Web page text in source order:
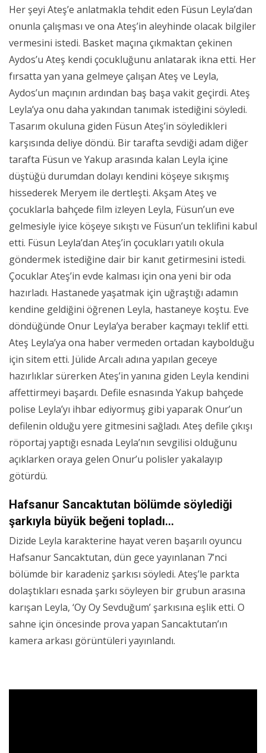
Her şeyi Ateş’e anlatmakla tehdit eden Füsun Leyla’dan
onunla çalışması ve ona Ateş’in aleyhinde olacak bilgiler
vermesini istedi. Basket maçına çıkmaktan çekinen
Aydos’u Ateş kendi çocukluğunu anlatarak ikna etti. Her
fırsatta yan yana gelmeye çalışan Ateş ve Leyla,
Aydos’un maçının ardından baş başa vakit geçirdi. Ateş
Leyla’ya onu daha yakından tanımak istediğini söyledi.
Tasarım okuluna giden Füsun Ateş’in söyledikleri
karşısında deliye döndü. Bir tarafta sevdiği adam diğer
tarafta Füsun ve Yakup arasında kalan Leyla içine
düştüğü durumdan dolayı kendini köşeye sıkışmış
hissederek Meryem ile dertleşti. Akşam Ateş ve
çocuklarla bahçede film izleyen Leyla, Füsun’un eve
gelmesiyle iyice köşeye sıkıştı ve Füsun’un teklifini kabul
etti. Füsun Leyla’dan Ateş’in çocukları yatılı okula
göndermek istediğine dair bir kanıt getirmesini istedi.
Çocuklar Ateş’in evde kalması için ona yeni bir oda
hazırladı. Hastanede yaşatmak için uğraştığı adamın
kendine geldiğini öğrenen Leyla, hastaneye koştu. Eve
döndüğünde Onur Leyla’ya beraber kaçmayı teklif etti.
Ateş Leyla’ya ona haber vermeden ortadan kaybolduğu
için sitem etti. Jülide Arcalı adına yapılan geceye
hazırlıklar sürerken Ateş’in yanına giden Leyla kendini
affettirmeyi başardı. Defile esnasında Yakup bahçede
polise Leyla’yı ihbar ediyormuş gibi yaparak Onur’un
defilenin olduğu yere gitmesini sağladı. Ateş defile çıkışı
röportaj yaptığı esnada Leyla’nın sevgilisi olduğunu
açıklarken oraya gelen Onur’u polisler yakalayıp
götürdü.
Hafsanur Sancaktutan bölümde söylediği
şarkıyla büyük beğeni topladı…
Dizide Leyla karakterine hayat veren başarılı oyuncu
Hafsanur Sancaktutan, dün gece yayınlanan 7’nci
bölümde bir karadeniz şarkısı söyledi. Ateş’le parkta
dolaştıkları esnada şarkı söyleyen bir grubun arasına
karışan Leyla, ‘Oy Oy Sevduğum’ şarkısına eşlik etti. O
sahne için öncesinde prova yapan Sancaktutan’ın
kamera arkası görüntüleri yayınlandı.